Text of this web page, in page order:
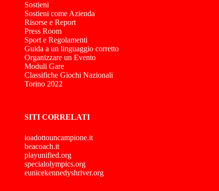
Sostieni
Sostieni come Azienda
Risorse e Report
Press Room
Sport e Regolamenti
Guida a un linguaggio corretto
Organizzare un Evento
Moduli Gare
Classifiche Giochi Nazionali
Torino 2022
SITI CORRELATI
ioadottouncampione.it
beacoach.it
playunified.org
specialolympics.org
eunicekennedyshriver.org